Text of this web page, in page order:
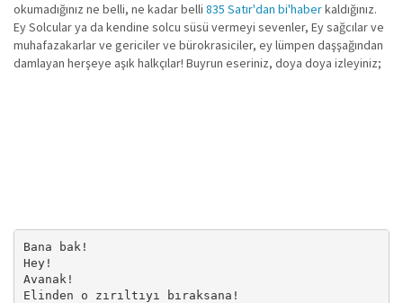
okumadığınız ne belli, ne kadar belli 835 Satır'dan bi'haberkaldığınız.
Ey Solcular ya da kendine solcu süsü vermeyi sevenler, Ey sağcılar ve
muhafazakarlar ve gericiler ve bürokrasiciler, ey lümpen daşşağından
damlayan herşeye aşık halkçılar! Buyrun eseriniz, doya doya izleyiniz;
Bana bak!
Hey!
Avanak!
Elinden o zırıltıyı bıraksana!